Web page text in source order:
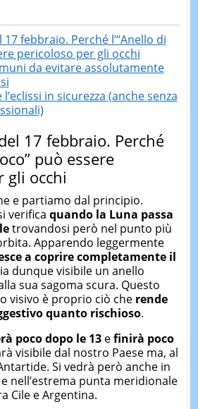
febbraio. Perché l’“Anello di
pericoloso per gli occhi
da evitare assolutamente
in sicurezza (anche senza
17 febbraio. Perché
può essere
gli occhi
e partiamo dal principio.
verifica quando la Luna passa
trovandosi però nel punto più
Apparendo leggermente
a coprire completamente il
dunque visibile un anello
sua sagoma scura. Questo
visivo è proprio ciò che rende
quanto rischioso.
poco dopo le 13efinirà poco
visibile dal nostro Paese ma, al
Si vedrà però anche in
nell’estrema punta meridionale
Cile e Argentina.